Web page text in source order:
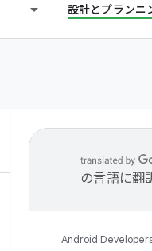
設計とプランニ
の言語に翻
Android